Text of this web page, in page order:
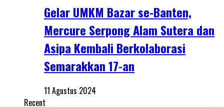
Gelar UMKM Bazar se-Banten,
Mercure Serpong Alam Sutera dan
Asipa Kembali Berkolaborasi
Semarakkan 17-an
11 Agustus 2024
Recent